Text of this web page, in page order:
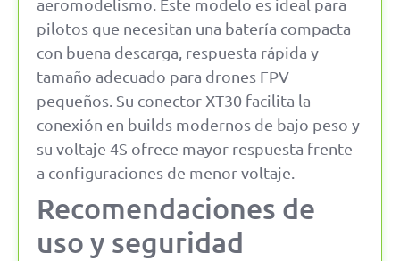
aeromodelismo. Este modelo es ideal para
pilotos que necesitan una batería compacta
con buena descarga, respuesta rápida y
tamaño adecuado para drones FPV
pequeños. Su conector XT30 facilita la
conexión en builds modernos de bajo peso y
su voltaje 4S ofrece mayor respuesta frente
a configuraciones de menor voltaje.
Recomendaciones de
uso y seguridad